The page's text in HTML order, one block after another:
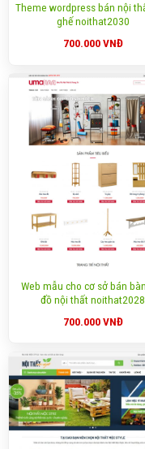
Theme wordpress bán nội
ghế noithat2030
700.000VNĐ
Web mẫu cho cơ sở bán
đồ nội thất noithat2028
700.000VNĐ